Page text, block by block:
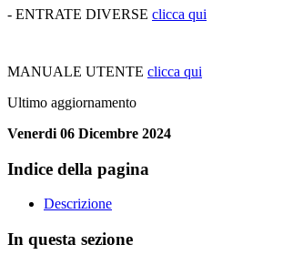
- ENTRATE DIVERSE clicca qui
MANUALE UTENTE clicca qui
Ultimo aggiornamento
Venerdi 06 Dicembre 2024
Indice della pagina
Descrizione
In questa sezione